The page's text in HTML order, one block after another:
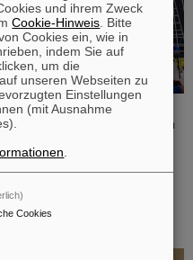
Die Targetkammer des
FRS) wurde erfolgreich an ihrem
und ist somit das erste
und ihrem Zweck
Cookie-Hinweis . Bitte
Cookies ein, wie in
indem Sie auf
um die
unseren Webseiten zu
Einstellungen
(mit Ausnahme
Cookies